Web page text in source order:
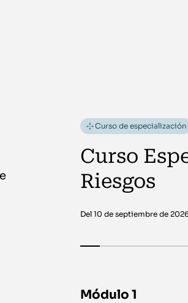
Curso de especialización
Curso
Riesgos
Del 10 de septiembre de
Módulo 1